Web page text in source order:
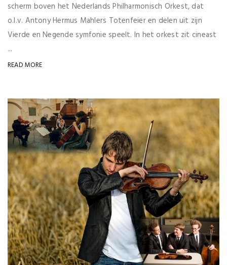
scherm boven het Nederlands Philharmonisch Orkest, dat
o.l.v. Antony Hermus Mahlers Totenfeier en delen uit zijn
Vierde en Negende symfonie speelt. In het orkest zit cineast
...
READ MORE